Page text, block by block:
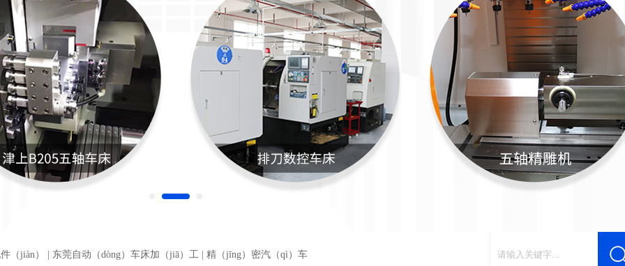
（jiàn） 东莞自动（dòng）车床加（jiā）工 精（jīng）密汽（qì）车